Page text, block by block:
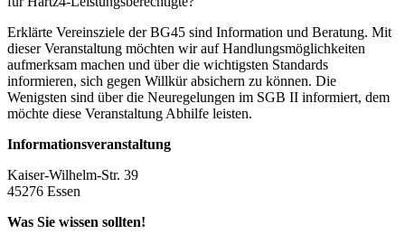
Erklärte Vereinsziele der BG45 sind Information und Beratung. Mit
dieser Veranstaltung möchten wir auf Handlungsmöglichkeiten
aufmerksam machen und über die wichtigsten Standards
informieren, sich gegen Willkür absichern zu können. Die
Wenigsten sind über die Neuregelungen im SGB II informiert, dem
möchte diese Veranstaltung Abhilfe leisten.
Informationsveranstaltung
Kaiser-Wilhelm-Str. 39
45276 Essen
Was Sie wissen sollten!